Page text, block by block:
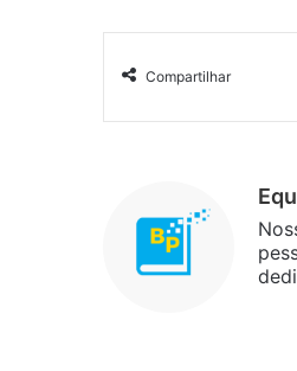
Compartilhar